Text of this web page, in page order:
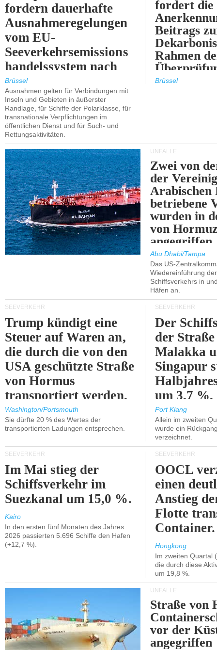
fordern dauerhafte
Ausnahmeregelungen
vom EU-
Seeverkehrsemissions
handelssystem nach
2030.
Brüssel
Ausnahmen gelten für Verbindungen mit
Inseln und Gebieten in äußerster
Randlage, für Schiffe der Polarklasse, für
transnationale Verpflichtungen im
öffentlichen Dienst und für Such- und
Rettungsaktivitäten.
fordert die
Beitrags
Rahmen
ETS.
Brüssel
UNFÄLLE
Zwei von
der
Arabischen
betriebene
wurden in
von
angegriffen.
Abu Dhabi/Tampa
Das US-
Wiedereinführung
Schiffsverkehrs in
Häfen an.
SEEVERKEHR
Trump kündigt eine
Steuer auf Waren an,
die durch die von den
USA geschützte Straße
von Hormus
transportiert werden.
Washington/Portsmouth
Sie dürfte 20 % des Wertes der
transportierten Ladungen entsprechen.
SEEVERKEHR
Der
der
Malakka
Singapur
um 3,7 %.
Port Klang
Allein im zweiten
wurde ein
verzeichnet.
SEEVERKEHR
Im Mai stieg der
Schiffsverkehr im
Suezkanal um 15,0 %.
Kairo
In den ersten fünf Monaten des Jahres
2026 passierten 5.696 Schiffe den Hafen
(+12,7 %).
SEEVERKEHR
OOCL
einen
Anstieg
Flotte
Container.
Hongkong
Im zweiten Quartal
die durch diese
um 19,8 %.
UNFÄLLE
Straße von
vor der
angegriffen